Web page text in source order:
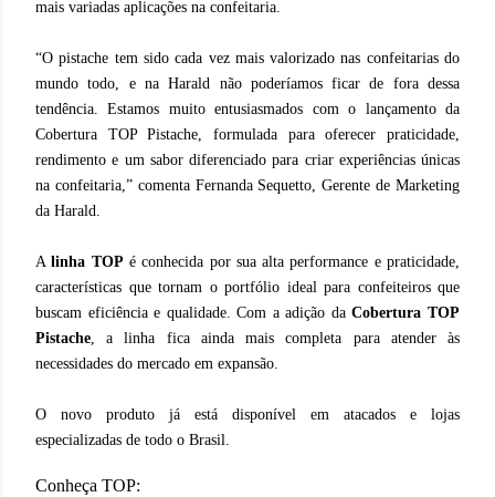
mais variadas aplicações na confeitaria.
“O pistache tem sido cada vez mais valorizado nas confeitarias do
mundo todo, e na Harald não poderíamos ficar de fora dessa
tendência. Estamos muito entusiasmados com o lançamento da
Cobertura TOP Pistache, formulada para oferecer praticidade,
rendimento e um sabor diferenciado para criar experiências únicas
na confeitaria,” comenta Fernanda Sequetto, Gerente de Marketing
da Harald.
Alinha TOP é conhecida por sua alta performance e praticidade,
características que tornam o portfólio ideal para confeiteiros que
buscam eficiência e qualidade. Com a adição daCobertura TOP
Pistache , a linha fica ainda mais completa para atender às
necessidades do mercado em expansão.
O novo produto já está disponível em atacados e lojas
especializadas de todo o Brasil.
Conheça TOP: